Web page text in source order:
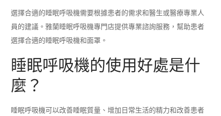
選擇合適的睡眠呼吸機需要根據患者的需求和醫生或醫療專業人
員的建議。雅蘭睡眠呼吸機專門店提供專業諮詢服務，幫助患者
選擇合適的睡眠呼吸機和面罩。
睡眠呼吸機的使用好處是什
麼？
睡眠呼吸機可以改善睡眠質量、增加日常生活的精力和改善患者